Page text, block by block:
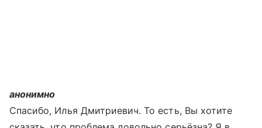
анонимно
Спасибо, Илья Дмитриевич. То есть, Вы хотите